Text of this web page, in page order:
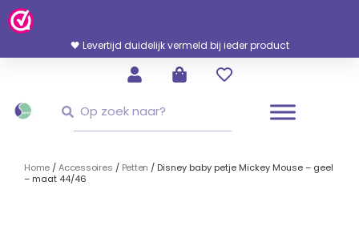
Ga
Naar
Inhoud
🖤 Snelle en persoonlijke service. Uit voorraad geleverd
Home /Accessoires / Petten / Disney baby petje Mickey Mouse – geel
– maat 44/46